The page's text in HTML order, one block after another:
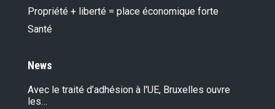
Propriété + liberté = place économique forte
Santé
News
Avec le traité d’adhésion à l'UE, Bruxelles ouvre
les…